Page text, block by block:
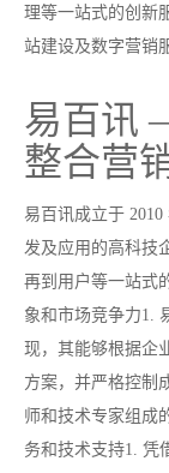
理等一站式的创新
站建设及数字营销
易百讯
整合营
易百讯成立于
发及应用的高科技
再到用户等一站式
象和市场竞争力1.
现，其能够根据企
方案，并严格控制
师和技术专家组成
务和技术支持1. 凭